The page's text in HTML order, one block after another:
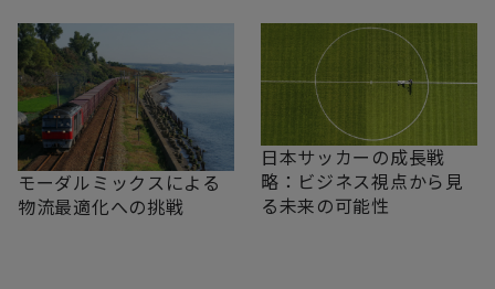
モーダルミックスによる
物流最適化への挑戦
日本サッカーの成長戦
略：ビジネス視点から見
る未来の可能性